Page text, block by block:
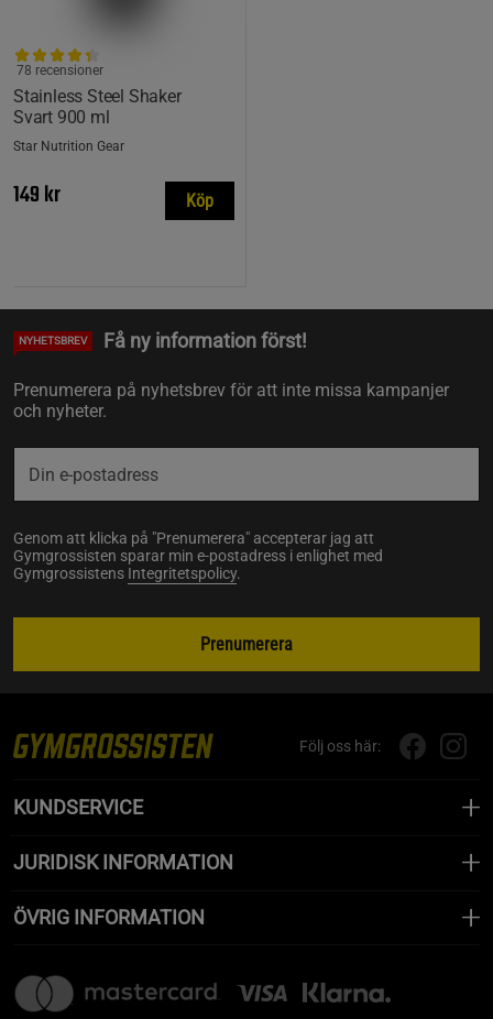
Stainless Steel Shaker
Svart 900 ml
78 recensioner
Star Nutrition Gear
149 kr Köp
NYHETSBREV Få ny information först!
Prenumerera på nyhetsbrev för att inte missa kampanjer
och nyheter.
Genom att klicka på "Prenumerera" accepterar jag att
Gymgrossisten sparar min e-postadress i enlighet med
Gymgrossistens Integritetspolicy.
Prenumerera
Följ oss här:
KUNDSERVICE
JURIDISK INFORMATION
ÖVRIG INFORMATION